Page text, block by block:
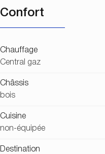
Confort
Chauffage
Central gaz
Châssis
bois
Cuisine
non-équipée
Destination